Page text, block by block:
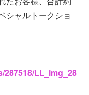
シャルトークショ
287518/LL_img_28